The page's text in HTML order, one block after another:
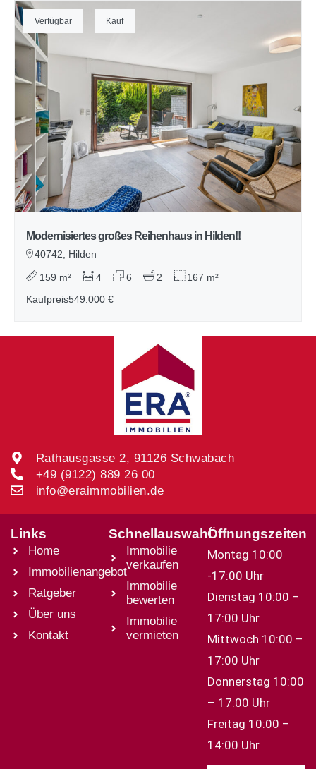
Verfügbar Kauf
Modernisiertes großes Reihenhaus in Hilden!!
40742, Hilden
159 m² 4 6 2
167 m²
Kaufpreis549.000 €
Rathausgasse 2, 91126 Schwabach
+49 (9122) 889 26 00
info@eraimmobilien.de
Links
Home
Immobilienangebot
Ratgeber
Über uns
Kontakt
Schnellauswahl
Immobilie
verkaufen
Immobilie
bewerten
Immobilie
vermieten
Öffnungszeiten
Montag 10:00
-17:00 Uhr
Dienstag 10:00 –
17:00 Uhr
Mittwoch 10:00 –
17:00 Uhr
Donnerstag 10:00
– 17:00 Uhr
Freitag 10:00 –
14:00 Uhr